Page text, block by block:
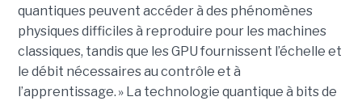
quantiques peuvent accéder à des phénomènes
physiques difficiles à reproduire pour les machines
classiques, tandis que les GPU fournissent l’échelle et
le débit nécessaires au contrôle et à
l’apprentissage. » La technologie quantique à bits de